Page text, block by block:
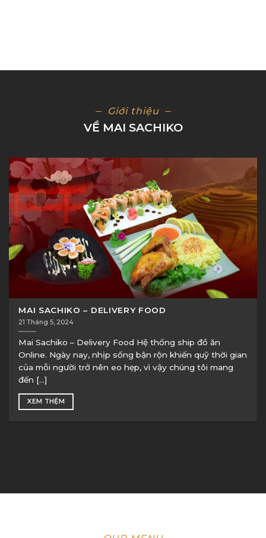
Giới thiệu
VỀ MAI SACHIKO
MAI SACHIKO – DELIVERY FOOD
21 Tháng 5, 2024
Mai Sachiko – Delivery Food Hệ thống ship đồ ăn
Online. Ngày nay, nhịp sống bận rộn khiến quỹ thời gian
của mỗi người trở nên eo hẹp, vì vậy chúng tôi mang
đến [...]
XEM THỆM